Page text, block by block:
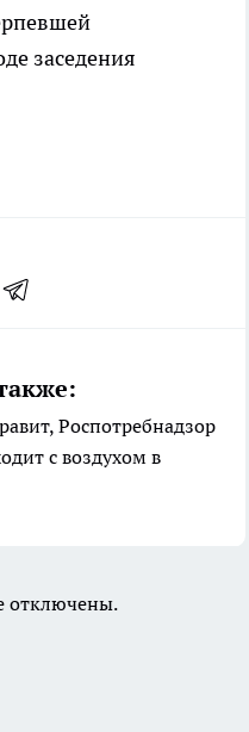
заседения
Роспотребнадзор
с воздухом в
отключены.